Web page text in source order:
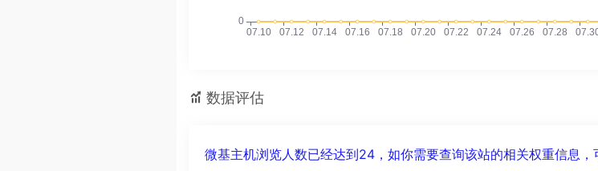
数据评估
微基主机浏览人数已经达到24，如你需要查询该站的相关权重信息，